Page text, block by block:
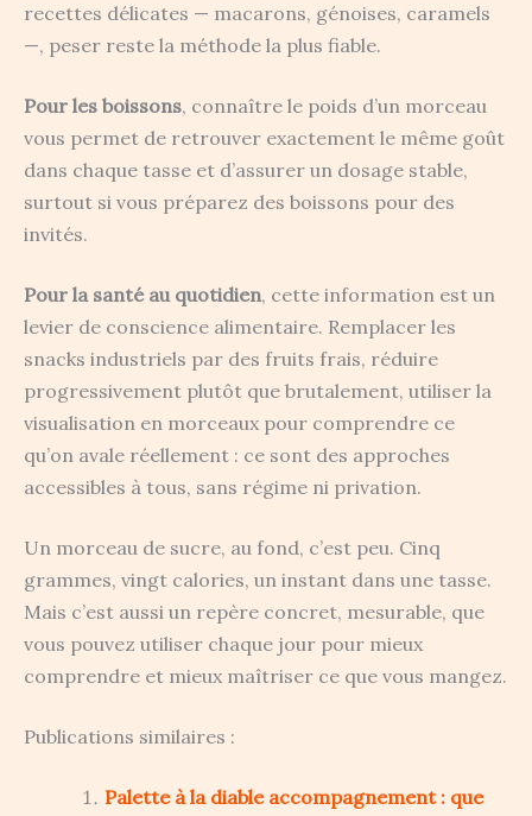
recettes délicates — macarons, génoises, caramels
—, peser reste la méthode la plus fiable.
Pour les boissons, connaître le poids d’un morceau
vous permet de retrouver exactement le même goût
dans chaque tasse et d’assurer un dosage stable,
surtout si vous préparez des boissons pour des
invités.
Pour la santé au quotidien, cette information est un
levier de conscience alimentaire. Remplacer les
snacks industriels par des fruits frais, réduire
progressivement plutôt que brutalement, utiliser la
visualisation en morceaux pour comprendre ce
qu’on avale réellement : ce sont des approches
accessibles à tous, sans régime ni privation.
Un morceau de sucre, au fond, c’est peu. Cinq
grammes, vingt calories, un instant dans une tasse.
Mais c’est aussi un repère concret, mesurable, que
vous pouvez utiliser chaque jour pour mieux
comprendre et mieux maîtriser ce que vous mangez.
Publications similaires :
Palette à la diable accompagnement : que